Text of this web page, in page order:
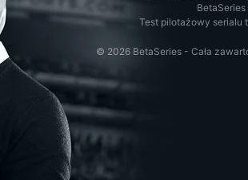
BetaSeries
Test pilotażowy serialu
© 2026 BetaSeries - Cała